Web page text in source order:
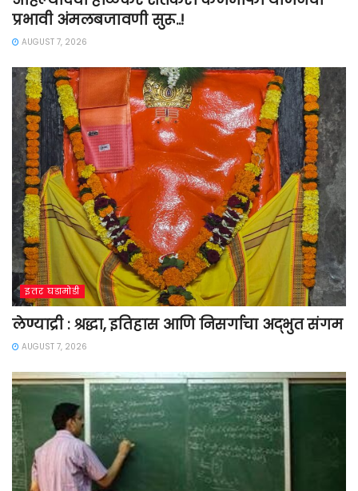
प्रभावी अंमलबजावणी सुरू..!
AUGUST 7, 2026
इतर घडामोडी
लेण्याद्री : श्रद्धा, इतिहास आणि निसर्गाचा अद्भुत संगम
AUGUST 7, 2026